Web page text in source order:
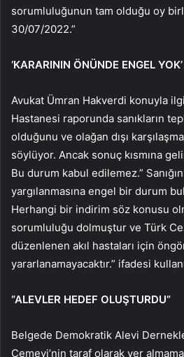
sorumluluğunun tam olduğu oy
30/07/2022.”
‘KARARININ ÖNÜNDE ENGEL YOK’
Avukat Ümran Hakverdi konuyla
Hastanesi raporunda sanıkların
olduğunu ve olağan dışı
söylüyor. Ancak sonuç kısmına
Bu durum kabul edilemez.”
yargılanmasına engel bir durum
Herhangi bir indirim söz konusu
sorumluluğu dolmuştur ve Türk
düzenlenen akıl hastaları için
yararlanamayacaktır.” ifadesi
“ALEVLER HEDEF OLUŞTURDU”
Belgede Demokratik Alevi
Cemevi’nin taraf olarak yer